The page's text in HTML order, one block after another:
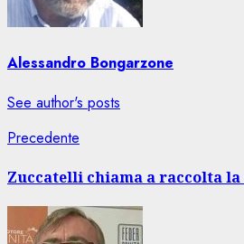
Alessandro Bongarzone
See author's posts
Navigazione
articolo
Precedente
Zuccatelli chiama a raccolta